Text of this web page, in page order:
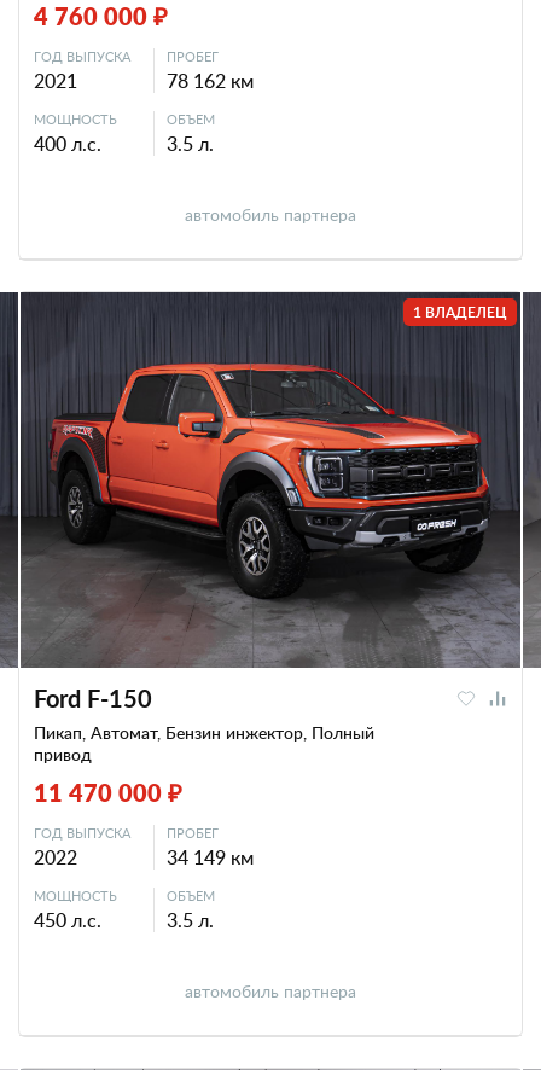
4 760 000 ₽
ГОД ВЫПУСКА
2021
ПРОБЕГ
78 162 км
МОЩНОСТЬ
400 л.с.
ОБЪЕМ
3.5 л.
автомобиль партнера
1 ВЛАДЕЛЕЦ
Ford F-150
Пикап, Автомат, Бензин инжектор, Полный
привод
11 470 000 ₽
ГОД ВЫПУСКА
2022
ПРОБЕГ
34 149 км
МОЩНОСТЬ
450 л.с.
ОБЪЕМ
3.5 л.
автомобиль партнера